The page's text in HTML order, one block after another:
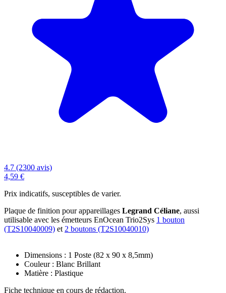
4.7 (2300 avis)
4,59 €
Prix indicatifs, susceptibles de varier.
Plaque de finition pour appareillages Legrand Céliane, aussi
utilisable avec les émetteurs EnOcean Trio2Sys 1 bouton
(T2S10040009) et 2 boutons (T2S10040010)
Dimensions : 1 Poste (82 x 90 x 8,5mm)
Couleur : Blanc Brillant
Matière : Plastique
Fiche technique en cours de rédaction.